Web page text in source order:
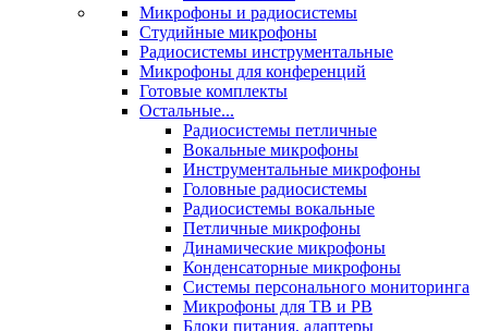
Микрофоны и радиосистемы
Студийные микрофоны
Радиосистемы инструментальные
Микрофоны для конференций
Готовые комплекты
Остальные...
Радиосистемы петличные
Вокальные микрофоны
Инструментальные микрофоны
Головные радиосистемы
Радиосистемы вокальные
Петличные микрофоны
Динамические микрофоны
Конденсаторные микрофоны
Системы персонального мониторинга
Микрофоны для ТВ и РВ
Блоки питания, адаптеры